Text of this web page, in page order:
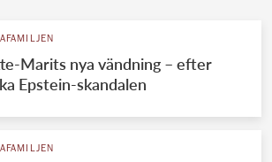
Marits nya vändning – efter
Epstein-skandalen